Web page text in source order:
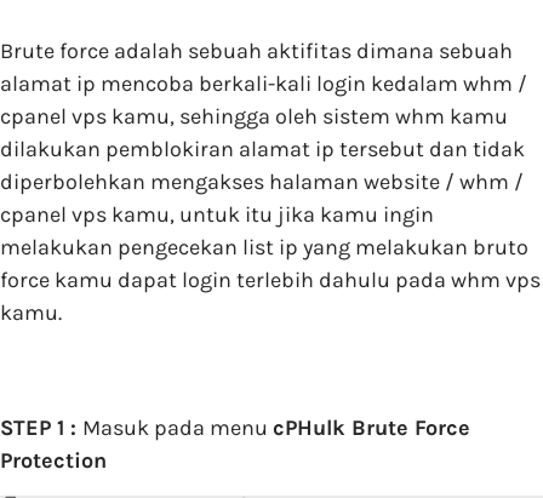
Brute force adalah sebuah aktifitas dimana sebuah
alamat ip mencoba berkali-kali login kedalam whm /
cpanel vps kamu, sehingga oleh sistem whm kamu
dilakukan pemblokiran alamat ip tersebut dan tidak
diperbolehkan mengakses halaman website / whm /
cpanel vps kamu, untuk itu jika kamu ingin
melakukan pengecekan list ip yang melakukan bruto
force kamu dapat login terlebih dahulu pada whm vps
kamu.
STEP 1 : Masuk pada menu cPHulk Brute Force
Protection